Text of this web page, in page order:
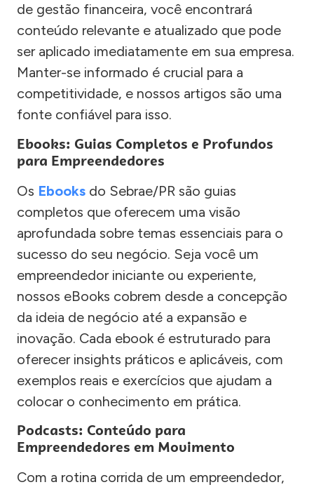
de gestão financeira, você encontrará
conteúdo relevante e atualizado que pode
ser aplicado imediatamente em sua empresa.
Manter-se informado é crucial para a
competitividade, e nossos artigos são uma
fonte confiável para isso.
Ebooks: Guias Completos e Profundos
para Empreendedores
Os Ebooks do Sebrae/PR são guias
completos que oferecem uma visão
aprofundada sobre temas essenciais para o
sucesso do seu negócio. Seja você um
empreendedor iniciante ou experiente,
nossos eBooks cobrem desde a concepção
da ideia de negócio até a expansão e
inovação. Cada ebook é estruturado para
oferecer insights práticos e aplicáveis, com
exemplos reais e exercícios que ajudam a
colocar o conhecimento em prática.
Podcasts: Conteúdo para
Empreendedores em Movimento
Com a rotina corrida de um empreendedor,